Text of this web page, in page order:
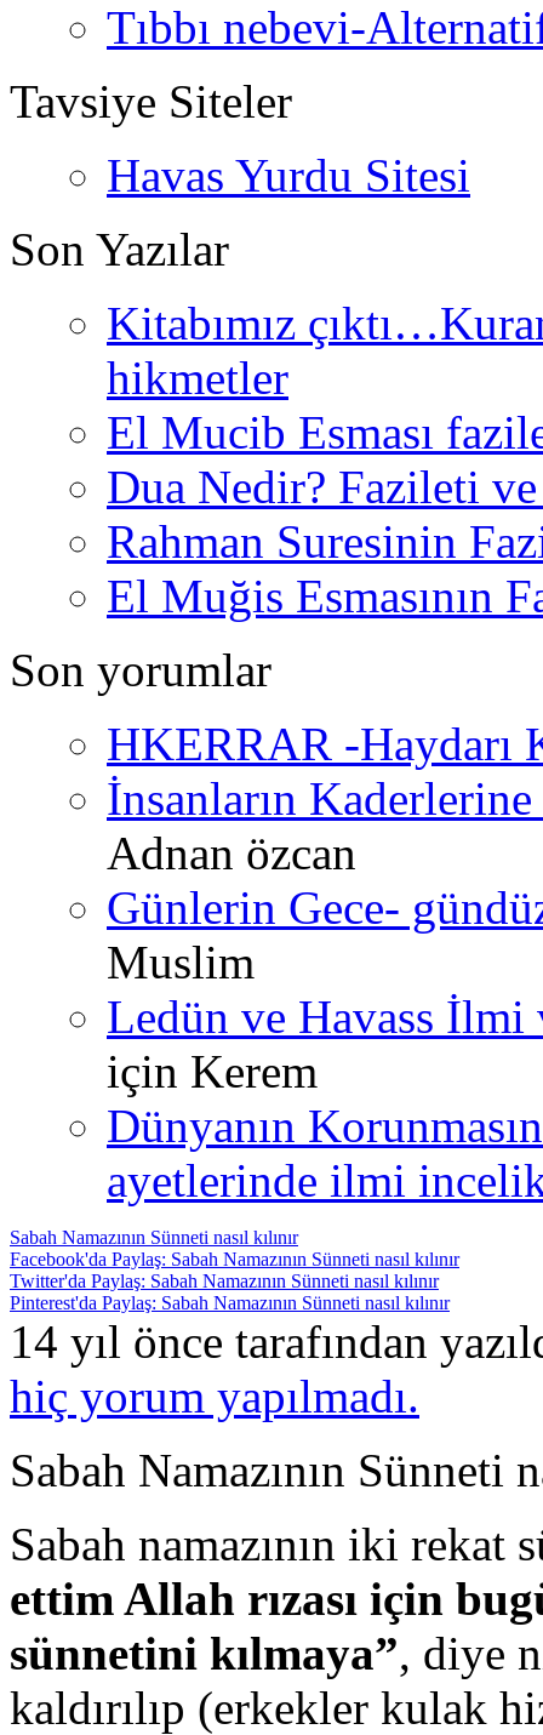
Tıbbı nebevi-
Tavsiye Siteler
Havas Yurdu Sitesi
Son Yazılar
Kitabımız
hikmetler
El Mucib Esması
Dua Nedir? Fazileti
Rahman Suresinin
El Muğis Esmasının
Son yorumlar
HKERRAR -Haydarı
İnsanların
Adnan özcan
Günlerin Gece-
Muslim
Ledün ve Havass İlmi
için Kerem
Dünyanın
ayetlerinde ilmi
Sabah Namazının Sünneti nasıl kılınır
Facebook'da Paylaş: Sabah Namazının Sünneti nasıl kılınır
Twitter'da Paylaş: Sabah Namazının Sünneti nasıl kılınır
Pinterest'da Paylaş: Sabah Namazının Sünneti nasıl kılınır
14 yıl önce tarafından
hiç yorum yapılmadı.
Sabah Namazının Sünneti
Sabah namazının iki
ettim Allah rızası için
sünnetini kılmaya”, diye
kaldırılıp (erkekler kulak